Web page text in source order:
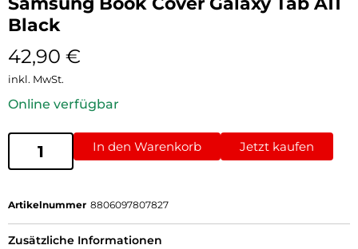
Black
42,90 €
inkl. MwSt.
Online verfügbar
In den Warenkorb Jetzt kaufen
Artikelnummer 8806097807827
Zusätzliche Informationen